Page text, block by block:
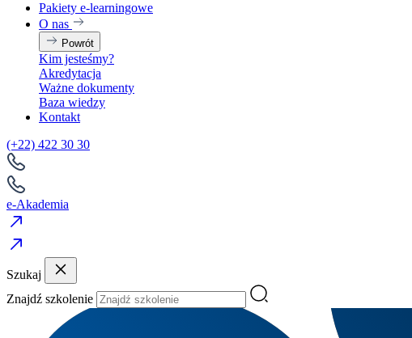
Pakiety e-learningowe
O nas
Powrót
Kim jesteśmy?
Akredytacja
Ważne dokumenty
Baza wiedzy
Kontakt
(+22) 422 30 30
e-Akademia
Szukaj
Znajdź szkolenie